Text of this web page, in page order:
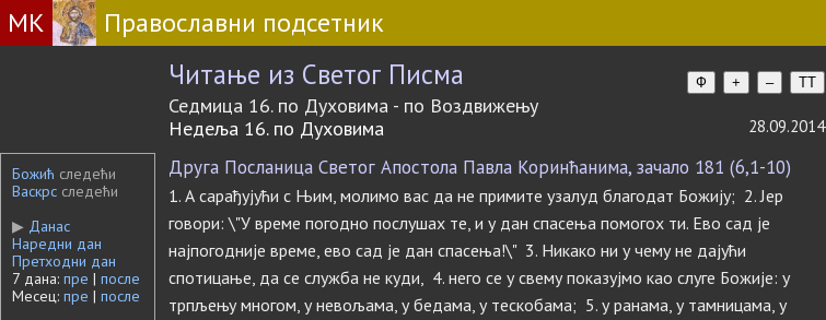
МК Православни подсетник
Читање из Светог Писма Ф + – TT
Седмица 16. по Духовима - по Воздвижењу
Недеља 16. по Духовима
28.09.2014
Божић следећи
Васкрс следећи
▶ Данас
Наредни дан
Претходни дан
7 дана: пре | после
Месец: пре | после
Друга Посланица Светог Апостола Павла Коринћанима, зачало 181 (6,1-10)
1. А сарађујући с Њим, молимо вас да не примите узалуд благодат Божију; 2. Јер
говори: \"У време погодно послушах те, и у дан спасења помогох ти. Ево сад је
најпогодније време, ево сад је дан спасења!\" 3. Никако ни у чему не дајући
спотицање, да се служба не куди, 4. него се у свему показујмо као слуге Божије: у
трпљењу многом, у невољама, у бедама, у тескобама; 5. у ранама, у тамницама, у